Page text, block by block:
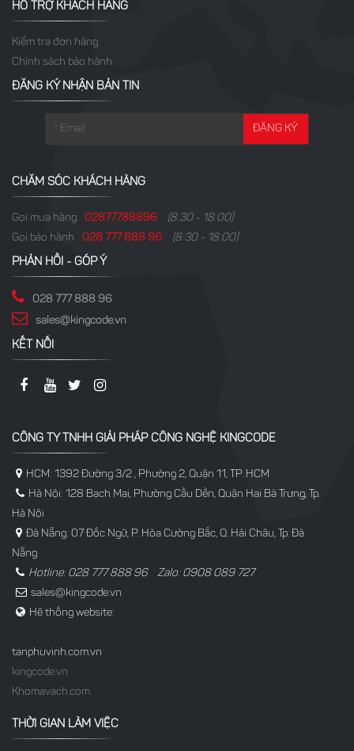
HỖ TRỢ KHÁCH HÀNG
Kiểm tra đơn hàng
Chính sách bảo hành
ĐĂNG KÝ NHẬN BẢN TIN
CHĂM SÓC KHÁCH HÀNG
Gọi mua hàng 02877788896
(8:30 - 18:00)
Gọi bảo hành
028 777 888 96 (8:30 - 18:00)
PHẢN HỒI - GÓP Ý
028 777 888 96
sales@kingcode.vn
KẾT NỐI
CÔNG TY TNHH GIẢI PHÁP CÔNG NGHỆ KINGCODE
HCM: 1392 Đường 3/2 , Phường 2, Quận 11, TP. HCM
Hà Nội: 128 Bạch Mai, Phường Cầu Dền, Quận Hai Bà Trưng, Tp.
Hà Nội
Đà Nẵng: 07 Đốc Ngữ, P. Hòa Cường Bắc, Q. Hải Châu, Tp. Đà
Nẵng
Hotline: 028 777 888 96 Zalo: 0908 089 727
sales@kingcode.vn
Hệ thống website:
tanphuvinh.com.vn
kingcode.vn
Khomavach.com
THỜI GIAN LÀM VIỆC